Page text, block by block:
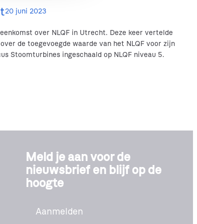
20 juni 2023
over NLQF in Utrecht. Deze keer vertelde
de toegevoegde waarde van het NLQF voor zijn
Stoomturbines ingeschaald op NLQF niveau 5.
Meld je aan voor de
nieuwsbrief en blijf op de
hoogte
Aanmelden